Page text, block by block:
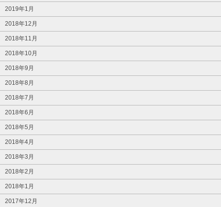
2019年1月
2018年12月
2018年11月
2018年10月
2018年9月
2018年8月
2018年7月
2018年6月
2018年5月
2018年4月
2018年3月
2018年2月
2018年1月
2017年12月